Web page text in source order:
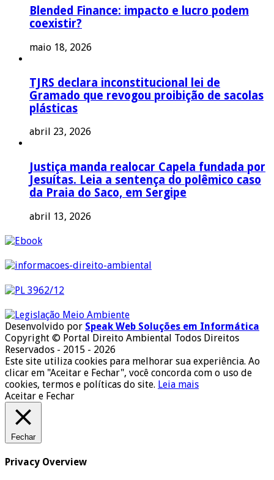
Blended Finance: impacto e lucro podem
coexistir?
maio 18, 2026
TJRS declara inconstitucional lei de
Gramado que revogou proibição de sacolas
plásticas
abril 23, 2026
Justiça manda realocar Capela fundada por
Jesuítas. Leia a sentença do polêmico caso
da Praia do Saco, em Sergipe
abril 13, 2026
Desenvolvido por Speak Web Soluções em Informática
Copyright © Portal Direito Ambiental Todos Direitos
Reservados - 2015 - 2026
Este site utiliza cookies para melhorar sua experiência. Ao
clicar em "Aceitar e Fechar", você concorda com o uso de
cookies, termos e políticas do site. Leia mais
Aceitar e Fechar
Fechar
Privacy Overview